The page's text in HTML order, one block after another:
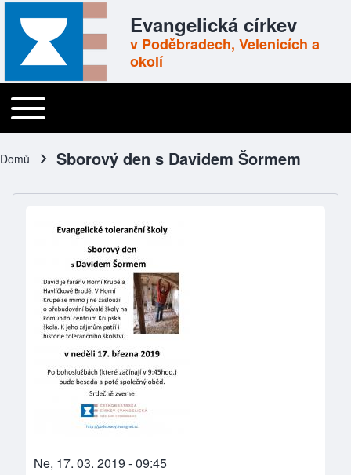
Evangelická církev
v Poděbradech, Velenicích a
okolí
Main navigation
Toggle main menu
Drobečková navigace
Domů Sborový den s Davidem Šormem
Ne, 17. 03. 2019 - 09:45